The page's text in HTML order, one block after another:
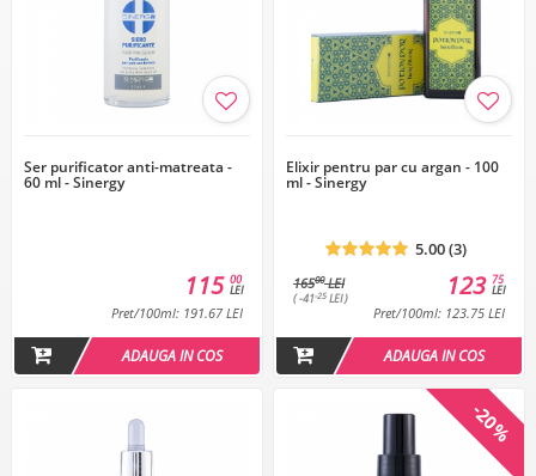
Ser purificator anti-matreata -
60 ml - Sinergy
00
LEI
115
Pret/100ml: 191.67 LEI
ADAUGA IN COS
Elixir pentru par cu argan - 100
ml - Sinergy
5.00 (3)
16500LEI
( -41-25 LEI )
75
LEI
123
Pret/100ml: 123.75 LEI
ADAUGA IN COS
-20%